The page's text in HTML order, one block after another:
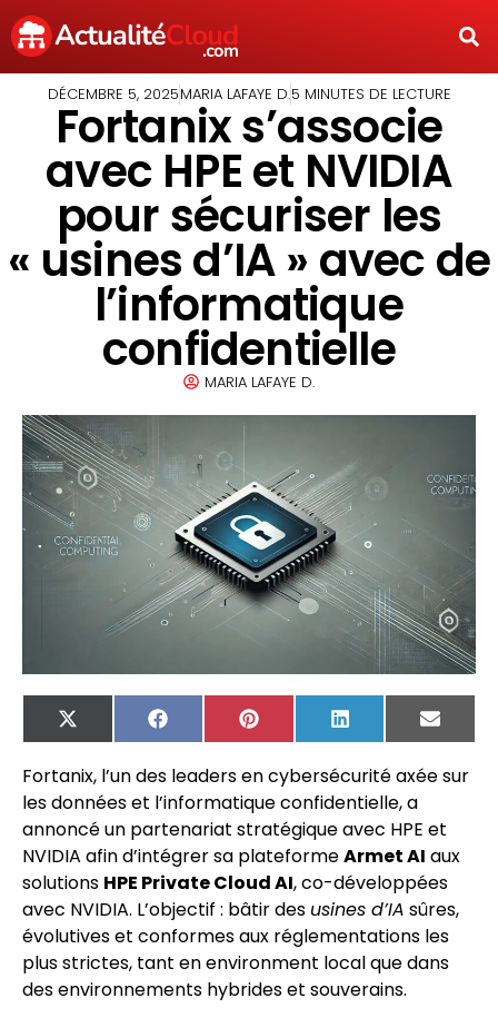
DÉCEMBRE 5, 2025MARIA LAFAYE D.5 MINUTES DE LECTURE
Fortanix s’associe
avec HPE et NVIDIA
pour sécuriser les
« usines d’IA » avec de
l’informatique
confidentielle
MARIA LAFAYE D.
X
(Twitter)
FacebookPinterest LinkedIn
Email
Fortanix, l’un des leaders en cybersécurité axée sur
les données et l’informatique confidentielle, a
annoncé un partenariat stratégique avec HPE et
NVIDIA afin d’intégrer sa plateformeArmet AI aux
solutions HPE Private Cloud AI, co-développées
avec NVIDIA. L’objectif : bâtir des usines d’IA sûres,
évolutives et conformes aux réglementations les
plus strictes, tant en environment local que dans
des environnements hybrides et souverains.